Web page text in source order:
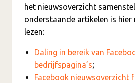
het nieuwsoverzicht
onderstaande artikelen is hier
lezen:
Daling in bereik van
bedrijfspagina’s;
Facebook nieuwsoverzicht